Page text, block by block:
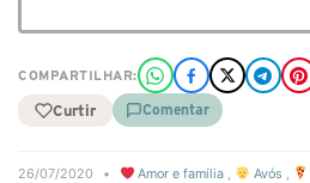
COMPARTILHAR:
Curtir Comentar
26/07/2020 • Amor e família , Avós ,